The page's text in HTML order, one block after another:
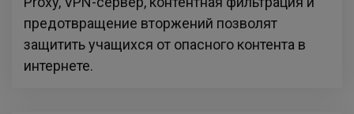
предотвращение вторжений позволят
защитить учащихся от опасного контента в
интернете.